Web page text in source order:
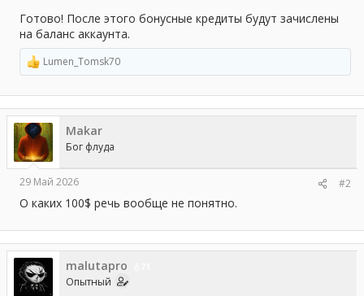
Готово! После этого бонусные кредиты будут зачислены
на баланс аккаунта.
Р
е
а
к
ц
и
и
:
Lumen_Tomsk70
Makar
Бог флуда
29 Май 2026 #2
О каких 100$ речь вообще не понятно.
malutapro
Опытный